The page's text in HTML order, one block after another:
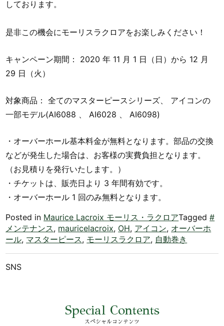
しております。
是非この機会にモーリスラクロアをお楽しみください！
キャンペーン期間： 2020 年 11 月 1 日（日）から 12 月
29 日（火）
対象商品： 全てのマスターピースシリーズ、 アイコンの
一部モデル(AI6088 、 AI6028 、 AI6098)
・オーバーホール基本料金が無料となります。部品の交換
などが発生した場合は、お客様の実費負担となります。
（お見積りを発行いたします。）
・チケットは、販売日より 3 年間有効です。
・オーバーホール 1 回のみ無料となります。
Posted in Maurice Lacroix モーリス・ラクロアTagged#
メンテナンス, mauricelacroix, OH, アイコン, オーバーホ
ール, マスターピース, モーリスラクロア, 自動巻き
SNS
Special Contents
スペシャルコンテンツ